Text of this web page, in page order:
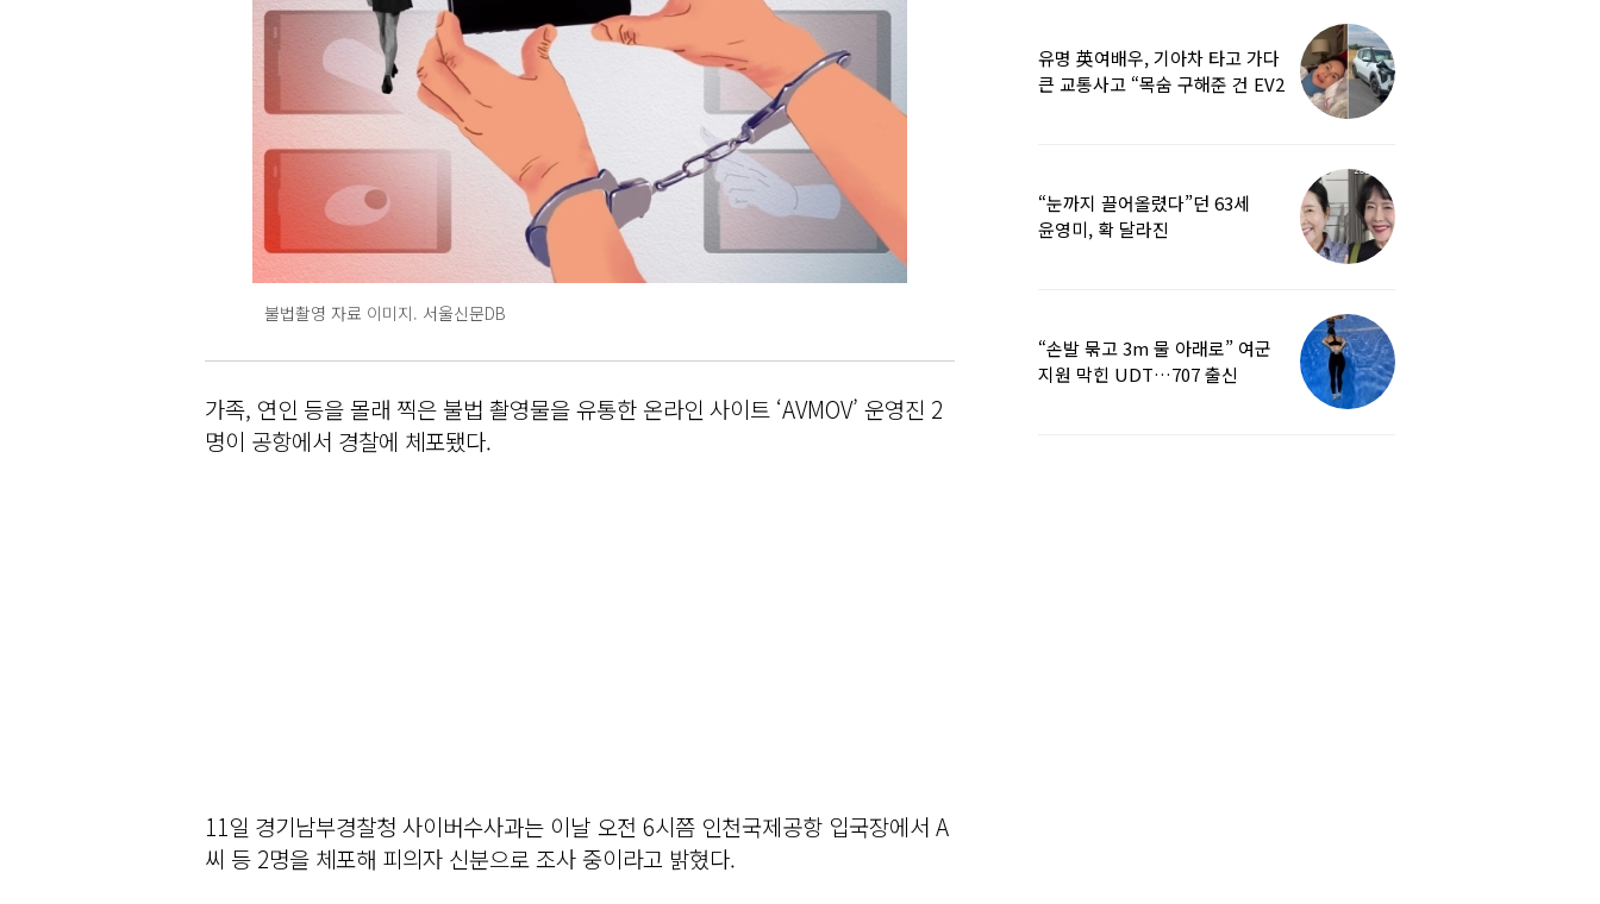
불법촬영 자료 이미지. 서울신문DB
가족, 연인 등을 몰래 찍은 불법 촬영물을 유통한 온라인 사이트 ‘AVMOV’ 운영진 2
명이 공항에서 경찰에 체포됐다.
11일 경기남부경찰청 사이버수사과는 이날 오전 6시쯤 인천국제공항 입국장에서 A
씨 등 2명을 체포해 피의자 신분으로 조사 중이라고 밝혔다.
유명 英여배우, 기아차 타고 가다
큰 교통사고 “목숨 구해준 건 EV2
“눈까지 끌어올렸다”던 63세
윤영미, 확 달라진
“손발 묶고 3m 물 아래로” 여군
지원 막힌 UDT…707 출신